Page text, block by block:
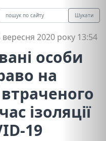
Шукати
вересня 2020 року 13:54
особи
на
ізоляції
19